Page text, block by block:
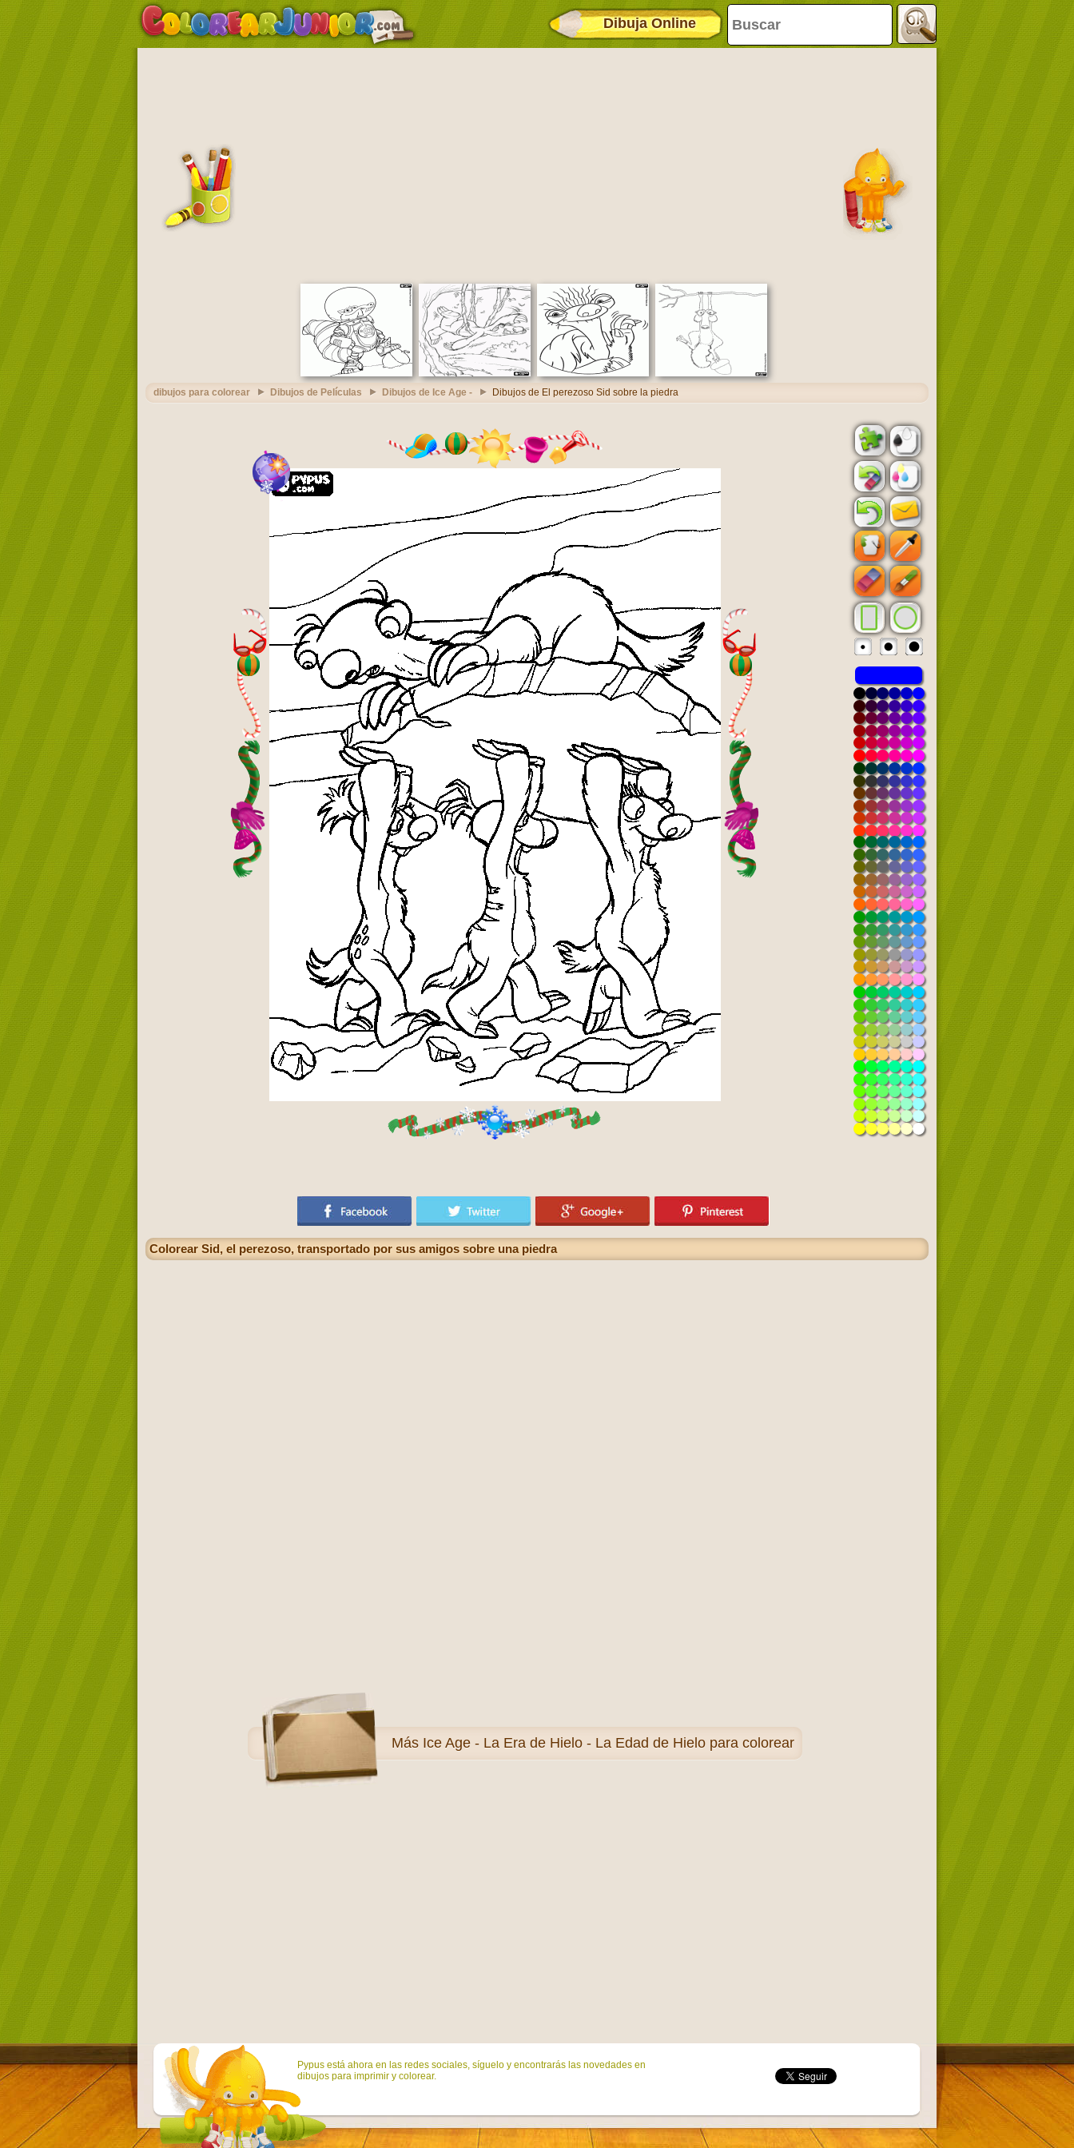
Dibuja Online
dibujos para colorear Dibujos de Películas Dibujos de Ice Age - Dibujos de El perezoso Sid sobre la piedra
Colorear Sid, el perezoso, transportado por sus amigos sobre una piedra
Más Ice Age - La Era de Hielo - La Edad de Hielo para colorear
Pypus está ahora en las redes sociales, síguelo y encontrarás las novedades en
dibujos para imprimir y colorear.